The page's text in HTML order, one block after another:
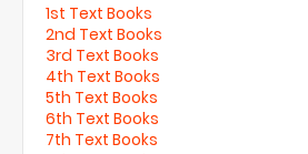
1st Text Books
2nd Text Books
3rd Text Books
4th Text Books
5th Text Books
6th Text Books
7th Text Books